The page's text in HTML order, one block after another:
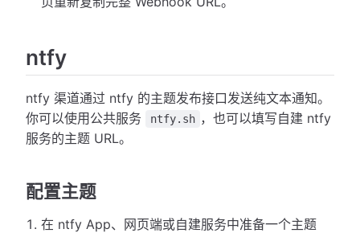
ntfy
ntfy 渠道通过 ntfy 的主题发布接口发送纯文本通知。
你可以使用公共服务
ntfy.sh ，也可以填写自建 ntfy
服务的主题 URL。
配置主题
在 ntfy App、网页端或自建服务中准备一个主题